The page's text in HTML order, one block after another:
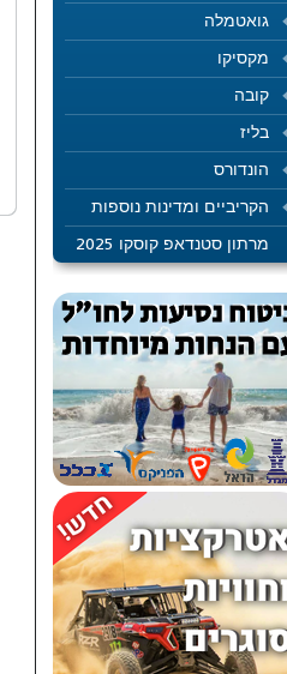
גואטמלה
מקסיקו
קובה
בליז
הונדורס
הקריביים ומדינות נוספות
מרתון סטנדאפ קוסקו 2025